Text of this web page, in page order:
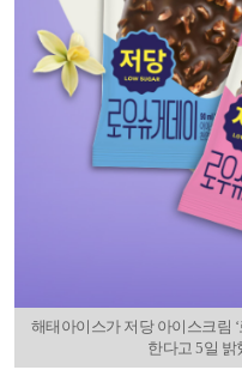
해태아이스가 저당 아이스크림 ‘
한다고 5일 밝